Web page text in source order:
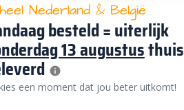
Nederland & België
besteld = uiterlijk
13 augustusthuis
een moment dat jou beter uitkomt!